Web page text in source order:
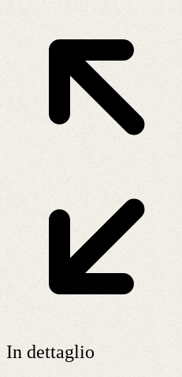
In dettaglio